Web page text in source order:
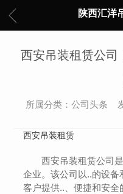
陕西汇洋
西安吊装租赁公司
所属分类：公司头条
西安吊装租赁
西安吊装租赁公司
企业。该公司以..的设
客户提供..、便捷和安全